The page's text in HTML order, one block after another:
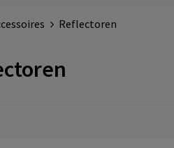
Reflectoren